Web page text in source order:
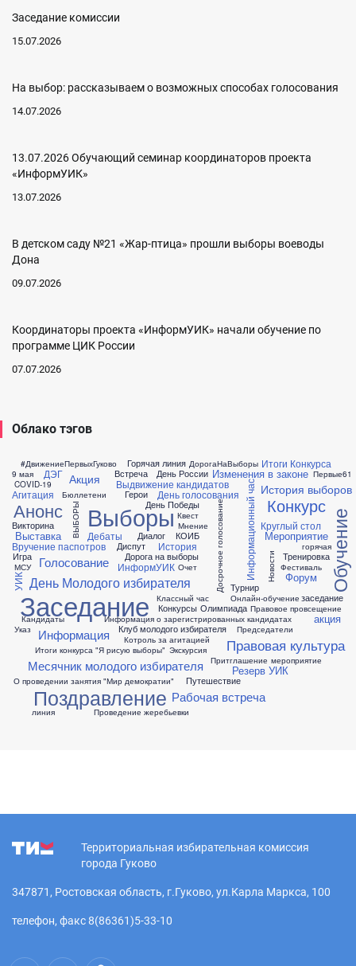
Заседание комиссии
15.07.2026
На выбор: рассказываем о возможных способах голосования
14.07.2026
13.07.2026 Обучающий семинар координаторов проекта
«ИнформУИК»
13.07.2026
В детском саду №21 «Жар-птица» прошли выборы воеводы
Дона
09.07.2026
Координаторы проекта «ИнформУИК» начали обучение по
программе ЦИК России
07.07.2026
Облако тэгов
#ДвижениеПервыхГуково
9 мая
COVID-19
Агитация
Акция
Анонс
Бюллетени
ВЫБОРЫ
Викторина
Вручение паспотров
Встреча
Выборы
Выдвижение кандидатов
Выставка
Герои
Голосование
Горячая линия
ДЭГ
Дебаты
День Молодого избирателя
День Победы
День России
День голосования
Диалог
Диспут
Дорога на выборы
ДорогаНаВыборы
Досрочное голосование
Заседание
Игра
Изменения в законе
ИнформУИК Информационный час
Информация
Информация о зарегистрированных кандидатах
История
История выборов
Итоги Конкурса
Итоги конкурса "Я рисую выборы"
КОИБ
Кандидаты
Квест
Классный час
Клуб молодого избирателя
Конкурс
Конкурсы
Котроль за агитацией
Круглый стол
МСУ
Мероприятие
Месячник молодого избирателя
Мнение
Новости
О проведении занятия "Мир демократии"
Обучение
Олимпиада
Онлайн-обучение
Очет
Первые61
Поздравление
Правовая культура
Правовое провсещение
Председатели
Притглашение
Проведение жеребьевки
Путешествие
Рабочая встреча
Резерв УИК
Тренировка
Турнир
УИК
Указ
Фестиваль
Форум
Экскурсия
акция
горячая
заседание
линия
мероприятие
Территориальная избирательная комиссия
города Гуково
347871, Ростовская область, г.Гуково, ул.Карла Маркса, 100
телефон, факс 8(86361)5-33-10